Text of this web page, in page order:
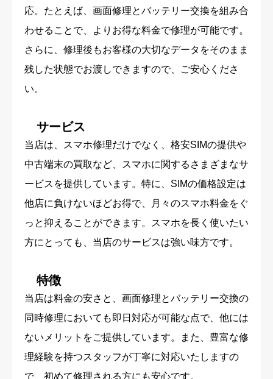
応。たとえば、画面修理とバッテリー交換を組み合
わせることで、よりお得な料金で修理が可能です。
さらに、修理後もお客様の大切なデータをそのまま
残した状態でお渡しできますので、ご安心くださ
い。
サービス
当店は、スマホ修理だけでなく、格安SIMの提供や
中古端末の買取など、スマホに関するさまざまなサ
ービスを提供しています。特に、SIMの価格設定は
他店に負けないほどお得で、月々のスマホ料金をぐ
っと抑えることができます。スマホを長く使いたい
方にとっても、当店のサービスは強い味方です。
特徴
当店は料金の安さと、画面修理とバッテリー交換の
同時修理においても即日対応が可能な点で、他には
ないメリットをご提供しています。また、豊富な修
理経験を持つスタッフが丁寧に対応いたしますの
で、初めて修理される方にも安心です。